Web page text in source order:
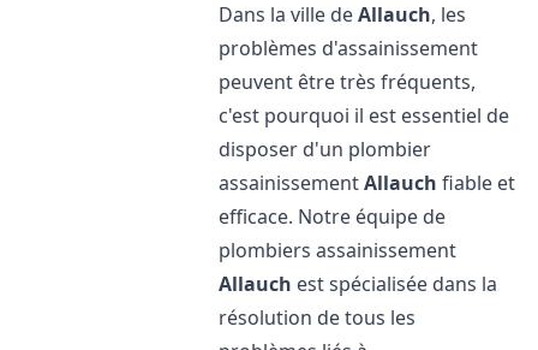
Dans la ville deAllauch, les
problèmes d'assainissement
peuvent être très fréquents,
c'est pourquoi il est essentiel de
disposer d'un plombier
assainissementAllauch fiable et
efficace. Notre équipe de
plombiers assainissement
Allauch est spécialisée dans la
résolution de tous les